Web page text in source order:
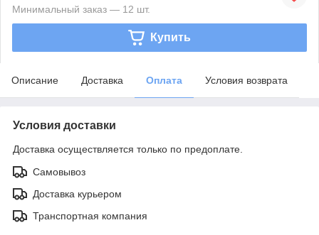
Минимальный заказ — 12 шт.
Купить
Описание Доставка Оплата Условия возврата
Условия доставки
Доставка осуществляется только по предоплате.
Самовывоз
Доставка курьером
Транспортная компания